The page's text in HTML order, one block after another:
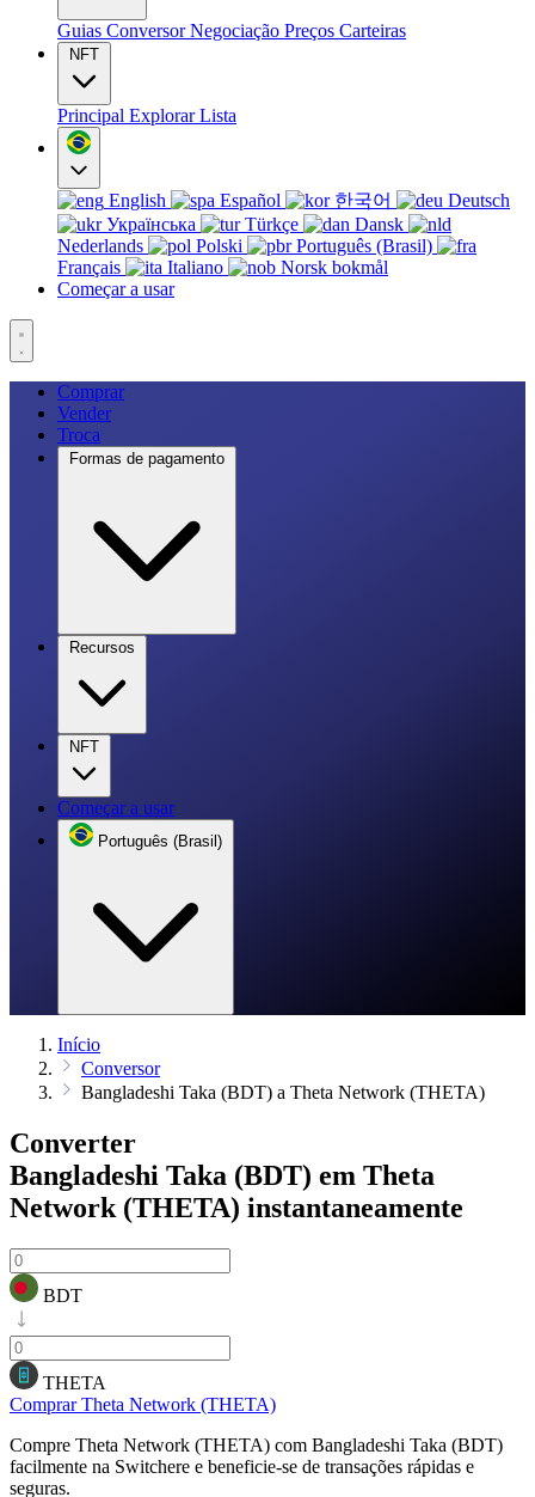
Guias ConversorNegociação Preços Carteiras
NFT
Principal ExplorarLista
English Español 한국어
Deutsch
Українська
Türkçe
Dansk
Nederlands
Polski
Português (Brasil)
Français
Italiano
Norsk bokmål
Começar a usar
Comprar
Vender
Troca
Formas de pagamento
Recursos
NFT
Começar a usar
Português (Brasil)
Início
Conversor
Bangladeshi Taka (BDT) a Theta Network (THETA)
Converter
Bangladeshi Taka (BDT) em Theta
Network (THETA) instantaneamente
BDT
THETA
Comprar Theta Network (THETA)
Compre Theta Network (THETA) com Bangladeshi Taka (BDT)
facilmente na Switchere e beneficie-se de transações rápidas e
seguras.